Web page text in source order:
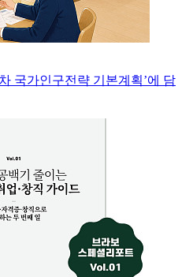
국가인구전략 기본계획’에 담